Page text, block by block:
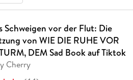
Schweigen vor der Flut: Die
von WIE DIE RUHE VOR
DEM Sad Book auf Tiktok
Cherry